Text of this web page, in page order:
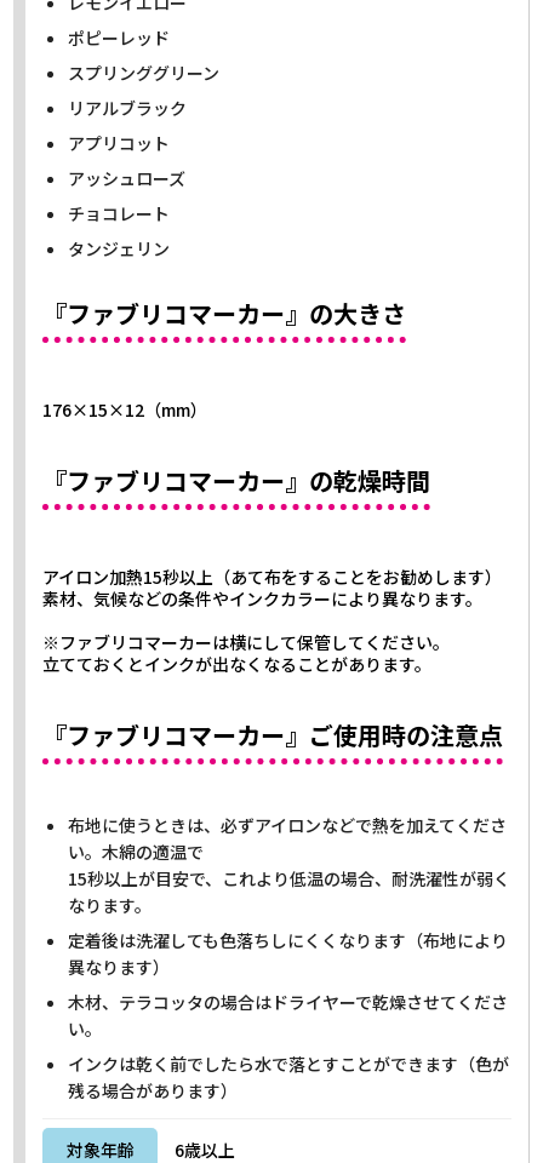
ポピーレッド
スプリンググリーン
リアルブラック
アプリコット
アッシュローズ
チョコレート
タンジェリン
『ファブリコマーカー』の大きさ
176×15×12（mm）
『ファブリコマーカー』の乾燥時間
アイロン加熱15秒以上（あて布をすることをお勧めします）
素材、気候などの条件やインクカラーにより異なります。
※ファブリコマーカーは横にして保管してください。
立てておくとインクが出なくなることがあります。
『ファブリコマーカー』ご使用時の注意点
布地に使うときは、必ずアイロンなどで熱を加えてくださ
い。木綿の適温で
15秒以上が目安で、これより低温の場合、耐洗濯性が弱く
なります。
定着後は洗濯しても色落ちしにくくなります（布地により
異なります）
木材、テラコッタの場合はドライヤーで乾燥させてくださ
い。
インクは乾く前でしたら水で落とすことができます（色が
残る場合があります）
対象年齢 6歳以上